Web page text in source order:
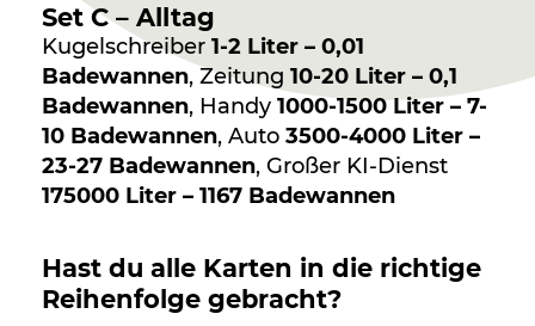
Set C – Alltag
Kugelschreiber 1-2 Liter – 0,01
Badewannen, Zeitung 10-20 Liter – 0,1
Badewannen, Handy 1000-1500 Liter – 7-
10 Badewannen, Auto 3500-4000 Liter –
23-27 Badewannen, Großer KI-Dienst
175000 Liter – 1167 Badewannen
Hast du alle Karten in die richtige
Reihenfolge gebracht?